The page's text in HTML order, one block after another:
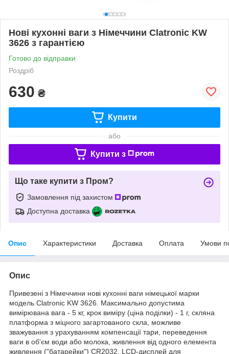
Нові кухонні ваги з Німеччини Clatronic KW
3626 з гарантією
Готово до відправки
Роздріб
630 ₴
Купити
або
Купити з
Що таке купити з Пром?
Замовлення під захистом
Доступна доставка
Опис Характеристики Доставка Оплата Умови
Опис
Привезені з Німеччини нові кухонні ваги німецької марки
модель Clatronic KW 3626. Максимально допустима
вимірювана вага - 5 кг, крок виміру (ціна поділки) - 1 г, скляна
платформа з міцного загартованого скла, можливе
зважування з урахуванням компенсації тари, переведення
ваги в об'єм води або молока, живлення від одного елемента
живлення ("батарейки") CR2032, LCD-дисплей для